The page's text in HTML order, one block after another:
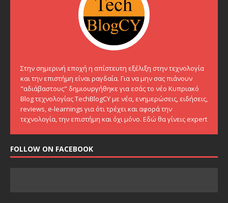
Στην σημερινή εποχή η απίστευτη εξέλιξη στην τεχνολογία
και την επιστήμη είναι ραγδαία. Για να μην σας πιάνουν
"αδιάβαστους" δημιουργήθηκε για εσάς το νέο Κυπριακό
Blog τεχνολογίας TechBlogCY με νέα, ενημερώσεις, ειδήσεις,
reviews, e-learnings για ότι τρέχει και αφορά την
τεχνολογία, την επιστήμη και όχι μόνο. Εδώ θα γίνεις expert
FOLLOW ON FACEBOOK